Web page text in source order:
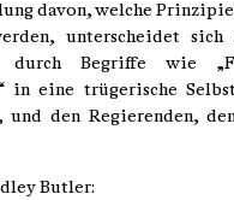
davon, welche
unterscheidet sich
durch Begriffe wie
in eine trügerische
und den Regierenden,
Butler: